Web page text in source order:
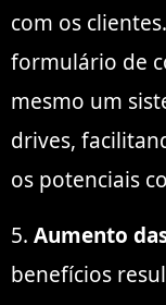
com os
formulário de
mesmo um
drives,
os potenciais
5. Aumento
benefícios